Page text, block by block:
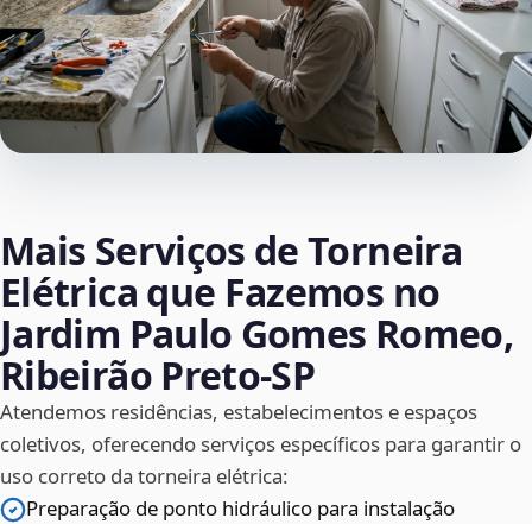
Mais Serviços de Torneira
Elétrica que Fazemos no
Jardim Paulo Gomes Romeo,
Ribeirão Preto‑SP
Atendemos residências, estabelecimentos e espaços
coletivos, oferecendo serviços específicos para garantir o
uso correto da torneira elétrica:
Preparação de ponto hidráulico para instalação